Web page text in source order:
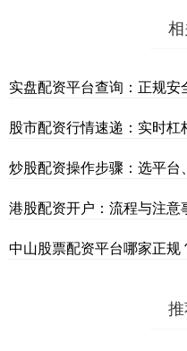
实盘配资平台查询：正规安
股市配资行情速递：实时杠
炒股配资操作步骤：选平
港股配资开户：流程与注意
中山股票配资平台哪家正规